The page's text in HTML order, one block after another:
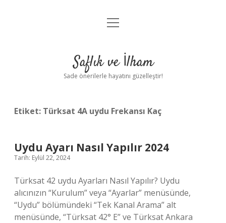
Anasayfa
Yasal Uyarı
menüyü
Saflık ve İlham
Sade önerilerle hayatını güzelleştir!
Etiket: Türksat 4A uydu Frekansı Kaç
Uydu Ayarı Nasıl Yapılır 2024
Tarih: Eylül 22, 2024
Türksat 42 uydu Ayarları Nasıl Yapılır? Uydu
alıcınızın “Kurulum” veya “Ayarlar” menüsünde,
“Uydu” bölümündeki “Tek Kanal Arama” alt
menüsünde, “Türksat 42° E” ve Türksat Ankara